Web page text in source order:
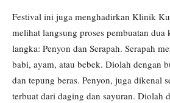
Festival ini juga menghadirkan Klinik
melihat langsung proses pembuatan
langka: Penyon dan Serapah. Serapah
babi, ayam, atau bebek. Diolah dengan
dan tepung beras. Penyon, juga dikenal
terbuat dari daging dan sayuran. Diolah